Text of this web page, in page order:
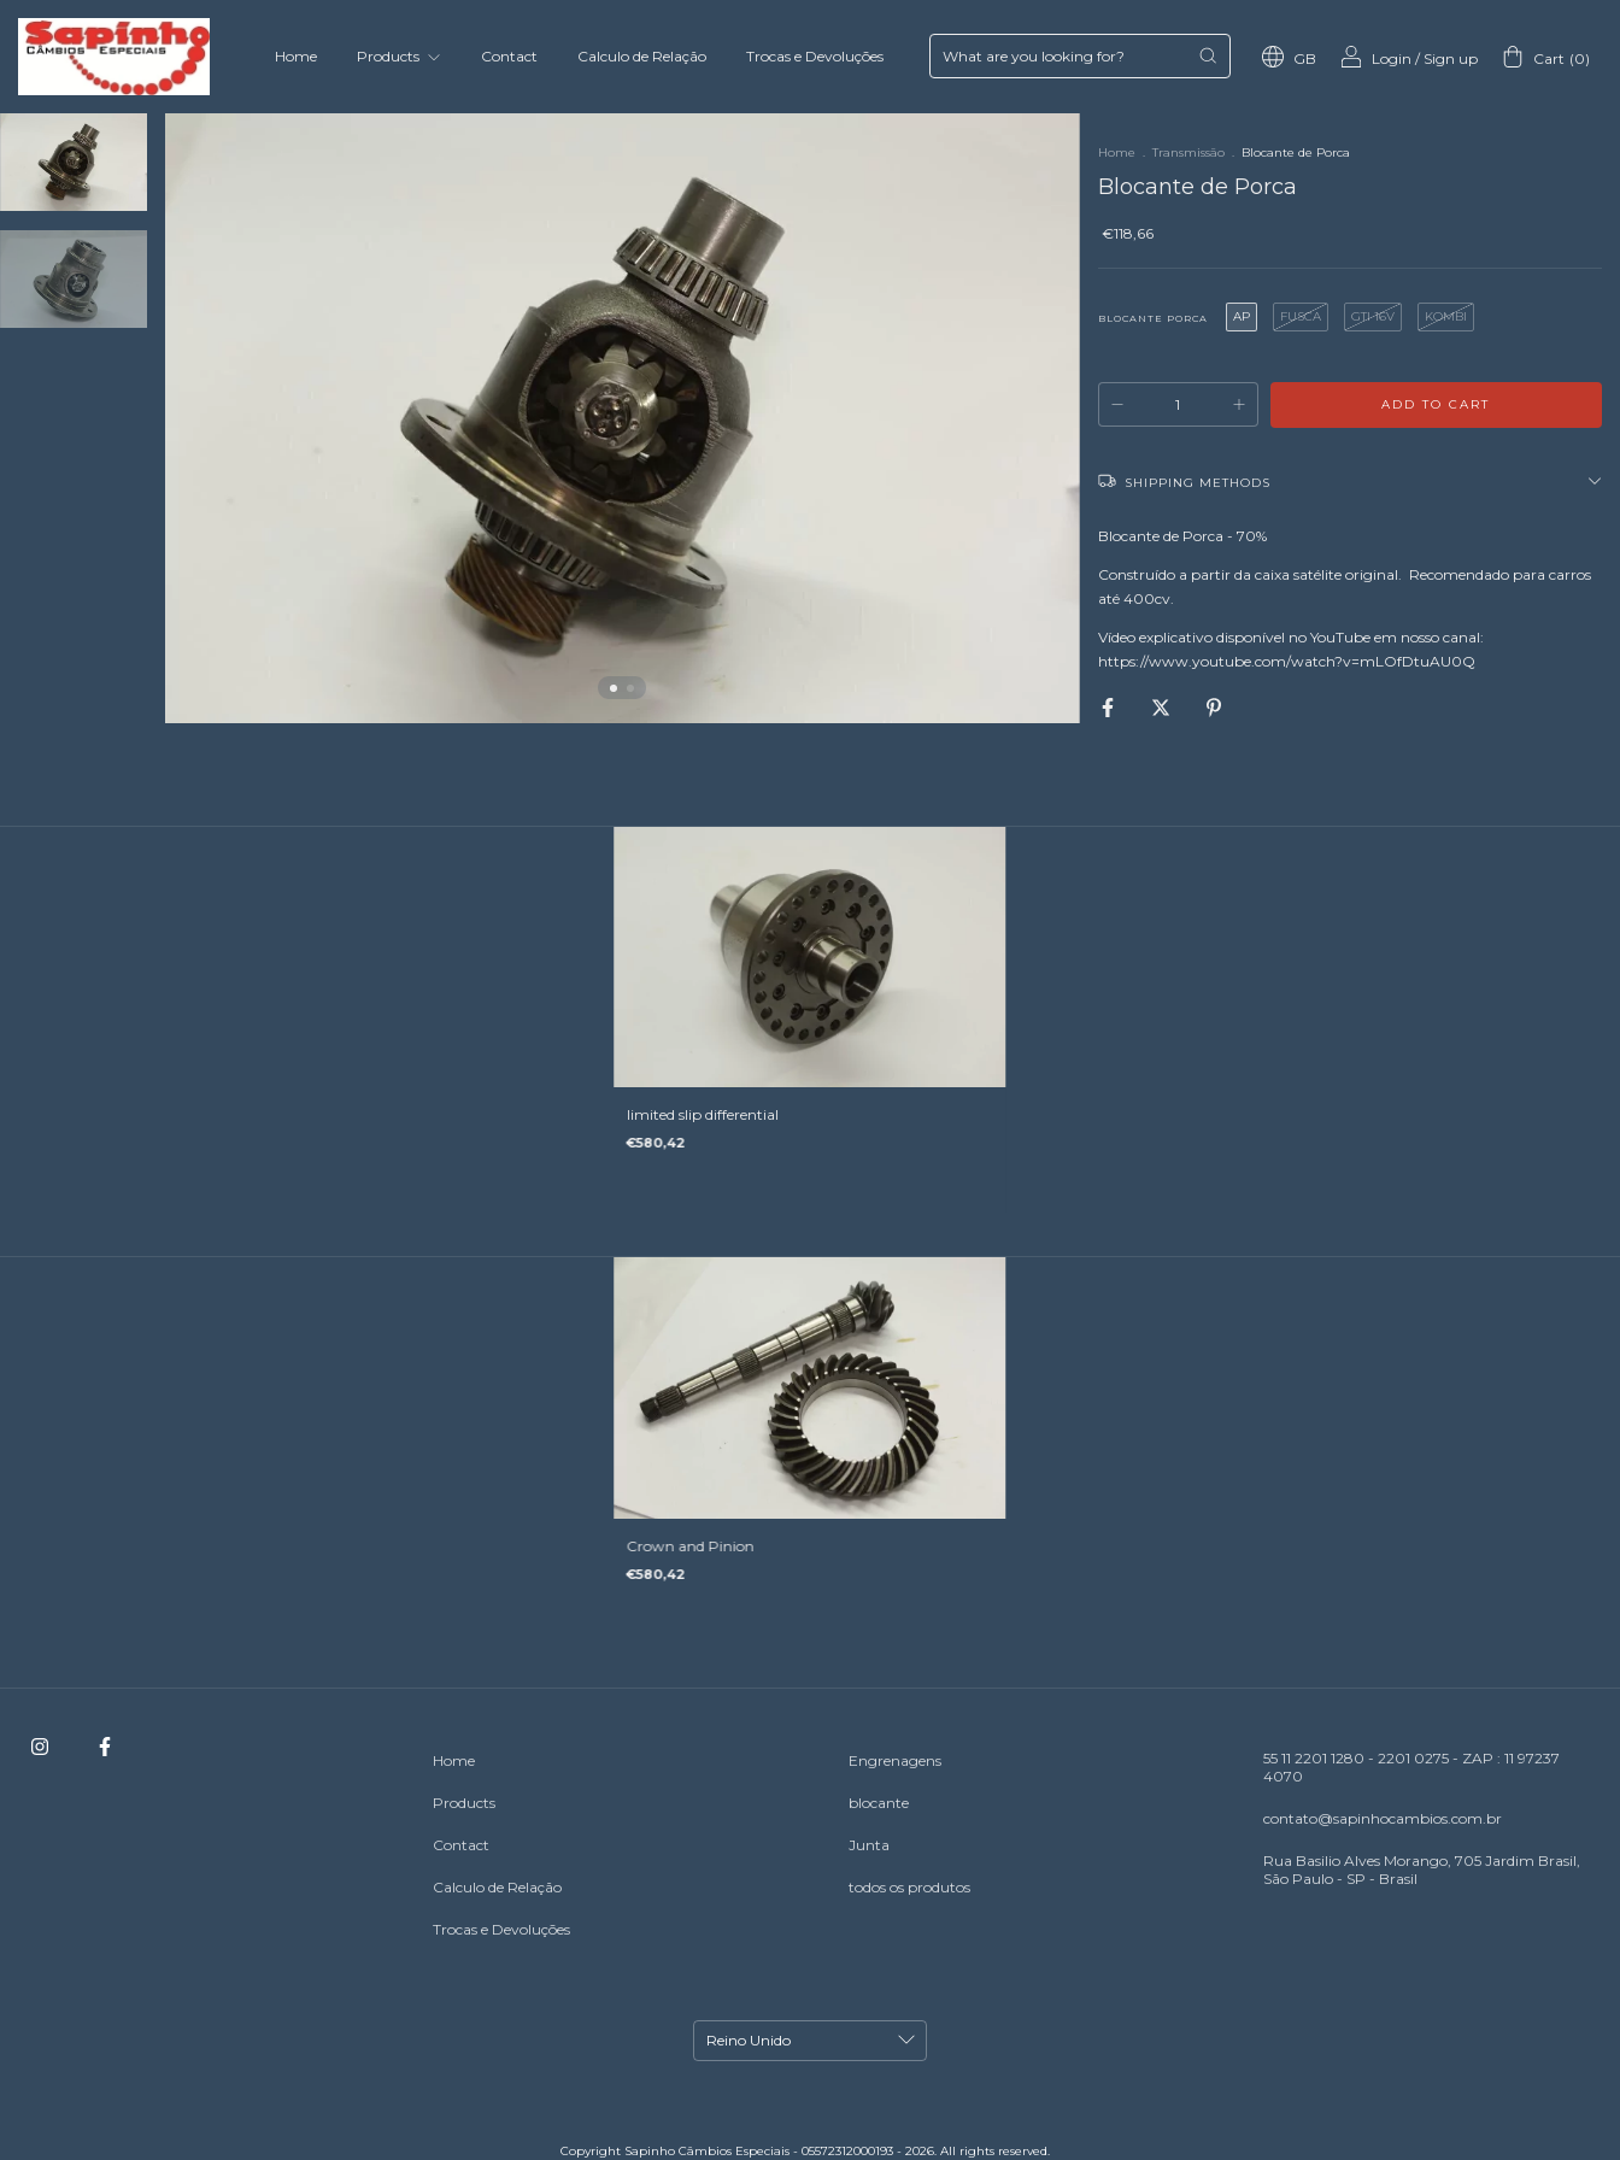
Home Products Contact Calculo de Relação Trocas e Devoluções GB Login / Sign up Cart (0)
Home . Transmissão . Blocante de Porca
Blocante de Porca
€118,66
BLOCANTE PORCA AP FUSCA GTI 16V KOMBI
SHIPPING METHODS
Blocante de Porca - 70%
Construído a partir da caixa satélite original. Recomendado para carros
até 400cv.
Vídeo explicativo disponível no YouTube em nosso canal:
​https://www.youtube.com/watch?v=mLOfDtuAU0Q
limited slip differential
€580,42
Crown and Pinion
€580,42
Home
Products
Contact
Calculo de Relação
Trocas e Devoluções
Engrenagens
blocante
Junta
todos os produtos
55 11 2201 1280 - 2201 0275 - ZAP : 11 97237
4070
contato@sapinhocambios.com.br
Rua Basilio Alves Morango, 705 Jardim Brasil,
São Paulo - SP - Brasil
Copyright Sapinho Câmbios Especiais - 05572312000193 - 2026. All rights reserved.